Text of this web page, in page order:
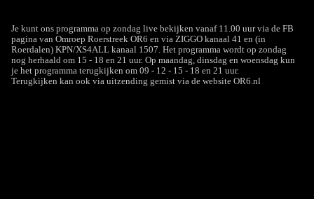
Je kunt ons programma op zondag live bekijken vanaf 11.00 uur via de FB
pagina van Omroep Roerstreek OR6 en via ZIGGO kanaal 41 en (in
Roerdalen) KPN/XS4ALL kanaal 1507. Het programma wordt op zondag
nog herhaald om 15 - 18 en 21 uur. Op maandag, dinsdag en woensdag kun
je het programma terugkijken om 09 - 12 - 15 - 18 en 21 uur.
Terugkijken kan ook via uitzending gemist via de website OR6.nl